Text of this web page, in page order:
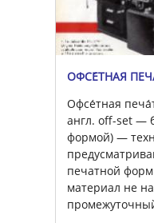
ОФСЕ́ТНАЯ
Офсе́тная
англ. off-set —
формой) —
печатной
материал не